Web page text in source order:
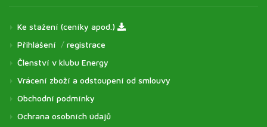
Ke stažení (ceníky apod.)
Přihlášení / registrace
Členství v klubu Energy
Vrácení zboží a odstoupení od smlouvy
Obchodní podmínky
Ochrana osobních údajů